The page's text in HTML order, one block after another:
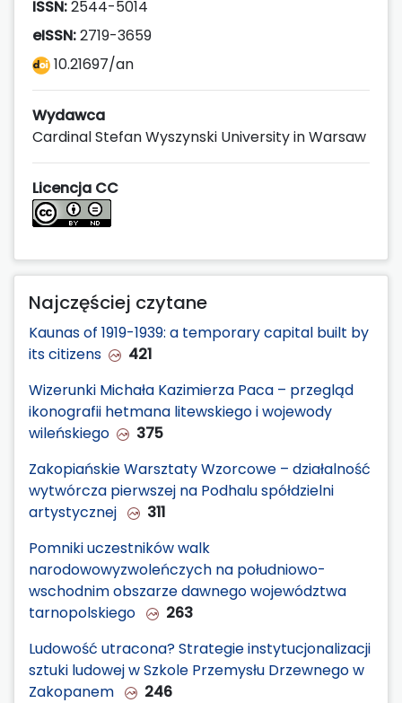
ISSN:2544-5014
eISSN:2719-3659
10.21697/an
Wydawca
Cardinal Stefan Wyszynski University in Warsaw
Licencja CC
Najczęściej czytane
Kaunas of 1919-1939: a temporary capital built by
its citizens
421
Wizerunki Michała Kazimierza Paca – przegląd
ikonografii hetmana litewskiego i wojewody
wileńskiego
375
Zakopiańskie Warsztaty Wzorcowe – działalność
wytwórcza pierwszej na Podhalu spółdzielni
artystycznej
311
Pomniki uczestników walk
narodowowyzwoleńczych na południowo-
wschodnim obszarze dawnego województwa
tarnopolskiego
263
Ludowość utracona? Strategie instytucjonalizacji
sztuki ludowej w Szkole Przemysłu Drzewnego w
Zakopanem
246